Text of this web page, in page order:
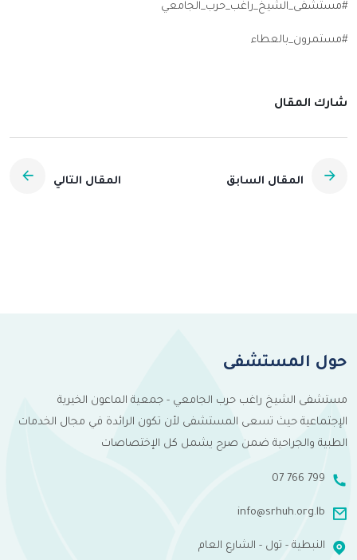
#مستشفى_الشيخ_راغب_حرب_الجامعي
#مستمرون_بالعطاء
شارك المقال
المقال السابق المقال التالي
حول المستشفى
مستشفى الشيخ راغب حرب الجامعي - جمعية الماعون الخيرية
الإجتماعية حيث تسعى المستشفى لأن تكون الرائدة في مجال الخدمات
الطبية والجراحية ضمن صرح يشمل كل الإختصاصات
07 766 799
info@srhuh.org.lb
النبطية - تول - الشارع العام